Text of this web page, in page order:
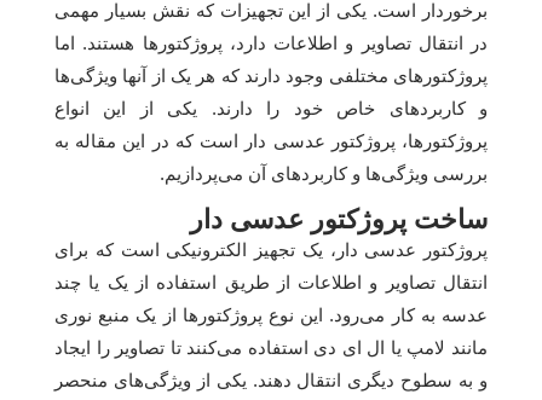
برخوردار است. یکی از این تجهیزات که نقش بسیار مهمی
در انتقال تصاویر و اطلاعات دارد، پروژکتورها هستند. اما
پروژکتورهای مختلفی وجود دارند که هر یک از آنها ویژگی‌ها
و کاربردهای خاص خود را دارند. یکی از این انواع
پروژکتورها، پروژکتور عدسی دار است که در این مقاله به
بررسی ویژگی‌ها و کاربردهای آن می‌پردازیم.
ساخت پروژکتور عدسی دار
پروژکتور عدسی دار، یک تجهیز الکترونیکی است که برای
انتقال تصاویر و اطلاعات از طریق استفاده از یک یا چند
عدسه به کار می‌رود. این نوع پروژکتورها از یک منبع نوری
مانند لامپ یا ال ای دی استفاده می‌کنند تا تصاویر را ایجاد
و به سطوح دیگری انتقال دهند. یکی از ویژگی‌های منحصر